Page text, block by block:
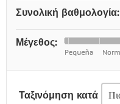
Συνολική βαθμολογία:
Μέγεθος:
Ταξινόμηση κατά